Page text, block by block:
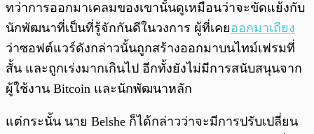
ทว่าการออกมาเคลมของเขานั้นดูเหมือนว่าจะขัดแย้งกับ
นักพัฒนาที่เป็นที่รู้จักกันดีในวงการ ผู้ที่เคยออกมาเถียง
ว่าซอฟต์แวร์ดังกล่าวนั้นถูกสร้างออกมาบนไทม์เฟรมที่
สั้น และถูกเร่งมากเกินไป อีกทั้งยังไม่มีการสนับสนุนจาก
ผู้ใช้งาน Bitcoin และนักพัฒนาหลัก
แต่กระนั้น นาย Belshe ก็ได้กล่าวว่าจะมีการปรับเปลี่ยน